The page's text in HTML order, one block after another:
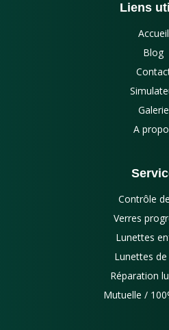
Liens
Accueil
Blog
Galerie
A
Contrôle
Verres
Lunettes
Lunettes de
Réparation
Mutuelle /